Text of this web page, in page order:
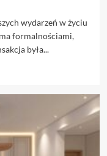
wydarzeń w życiu
formalnościami,
była...